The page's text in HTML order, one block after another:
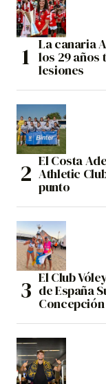
La canaria
los 29 años
lesiones
El Costa
Athletic
punto
El Club
de España